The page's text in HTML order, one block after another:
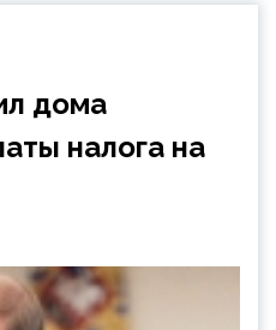
дома
налога на